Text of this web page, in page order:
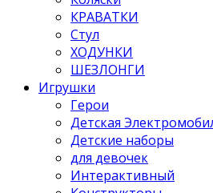
КРАВАТКИ
Стул
ХОДУНКИ
ШЕЗЛОНГИ
Игрушки
Герои
Детская
Детские наборы
для девочек
Интерактивный